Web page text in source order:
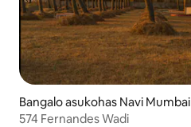
Bangalo asukohas Navi Mumbai
574 Fernandes Wadi